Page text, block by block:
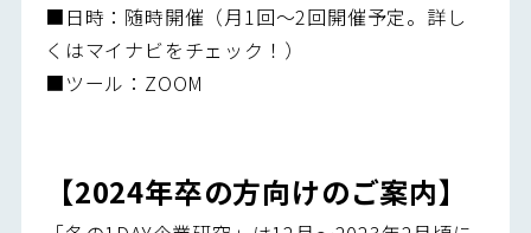
■日時：随時開催（月1回～2回開催予定。詳し
くはマイナビをチェック！）
■ツール：ZOOM
【2024年卒の方向けのご案内】